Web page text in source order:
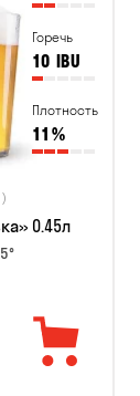
Горечь
10 IBU
Плотность
11 %
0.45л